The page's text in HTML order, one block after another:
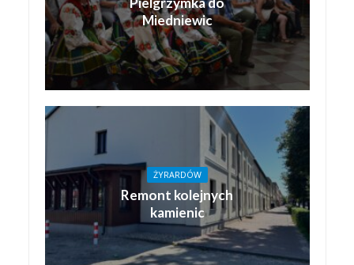
Miedniewic
ŻYRARDÓW
Remont kolejnych
kamienic